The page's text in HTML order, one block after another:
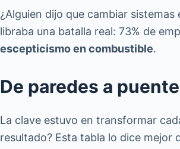
¿Alguien dijo que cambiar
libraba una batalla real: 73% de
escepticismo en combustible.
De paredes a
La clave estuvo en transformar
resultado? Esta tabla lo dice mejor